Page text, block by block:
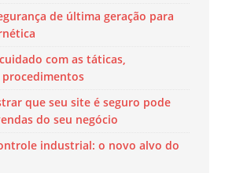
de última geração para
com as táticas,
que seu site é seguro pode
do seu negócio
industrial: o novo alvo do